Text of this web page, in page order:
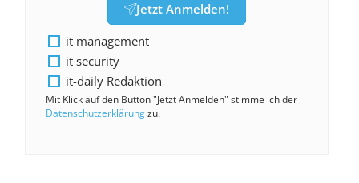
Jetzt Anmelden!
it management
it security
it-daily Redaktion
Mit Klick auf den Button "Jetzt Anmelden" stimme ich der
Datenschutzerklärungzu.